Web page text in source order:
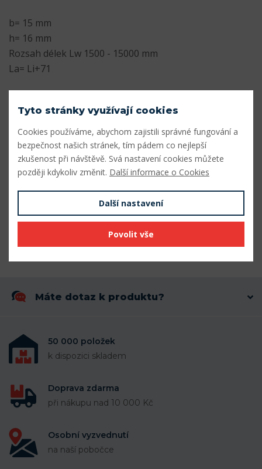
b= 15 mm
h= 16 mm
Rozsah délek Lw 1500 - 15000 mm
La= Li+71
Šířka profilu (mm)
Výška profilu (mm)
Vnitřní délka Li (mm) 2359
Výpočtová délka Lw (mm) 2430
Máte dotaz k produktu?
50 000 položek
k dispozici skladem
Doprava zdarma
při nákupu nad 10 000 Kč
Osobní vyzvednutí
na naší pobočce
Tyto stránky využívají cookies
Cookies používáme, abychom zajistili správné fungování a
bezpečnost našich stránek, tím pádem co nejlepší
zkušenost při návštěvě. Svá nastavení cookies můžete
později kdykoliv změnit. Další informace o Cookies
Další nastavení
Povolit vše